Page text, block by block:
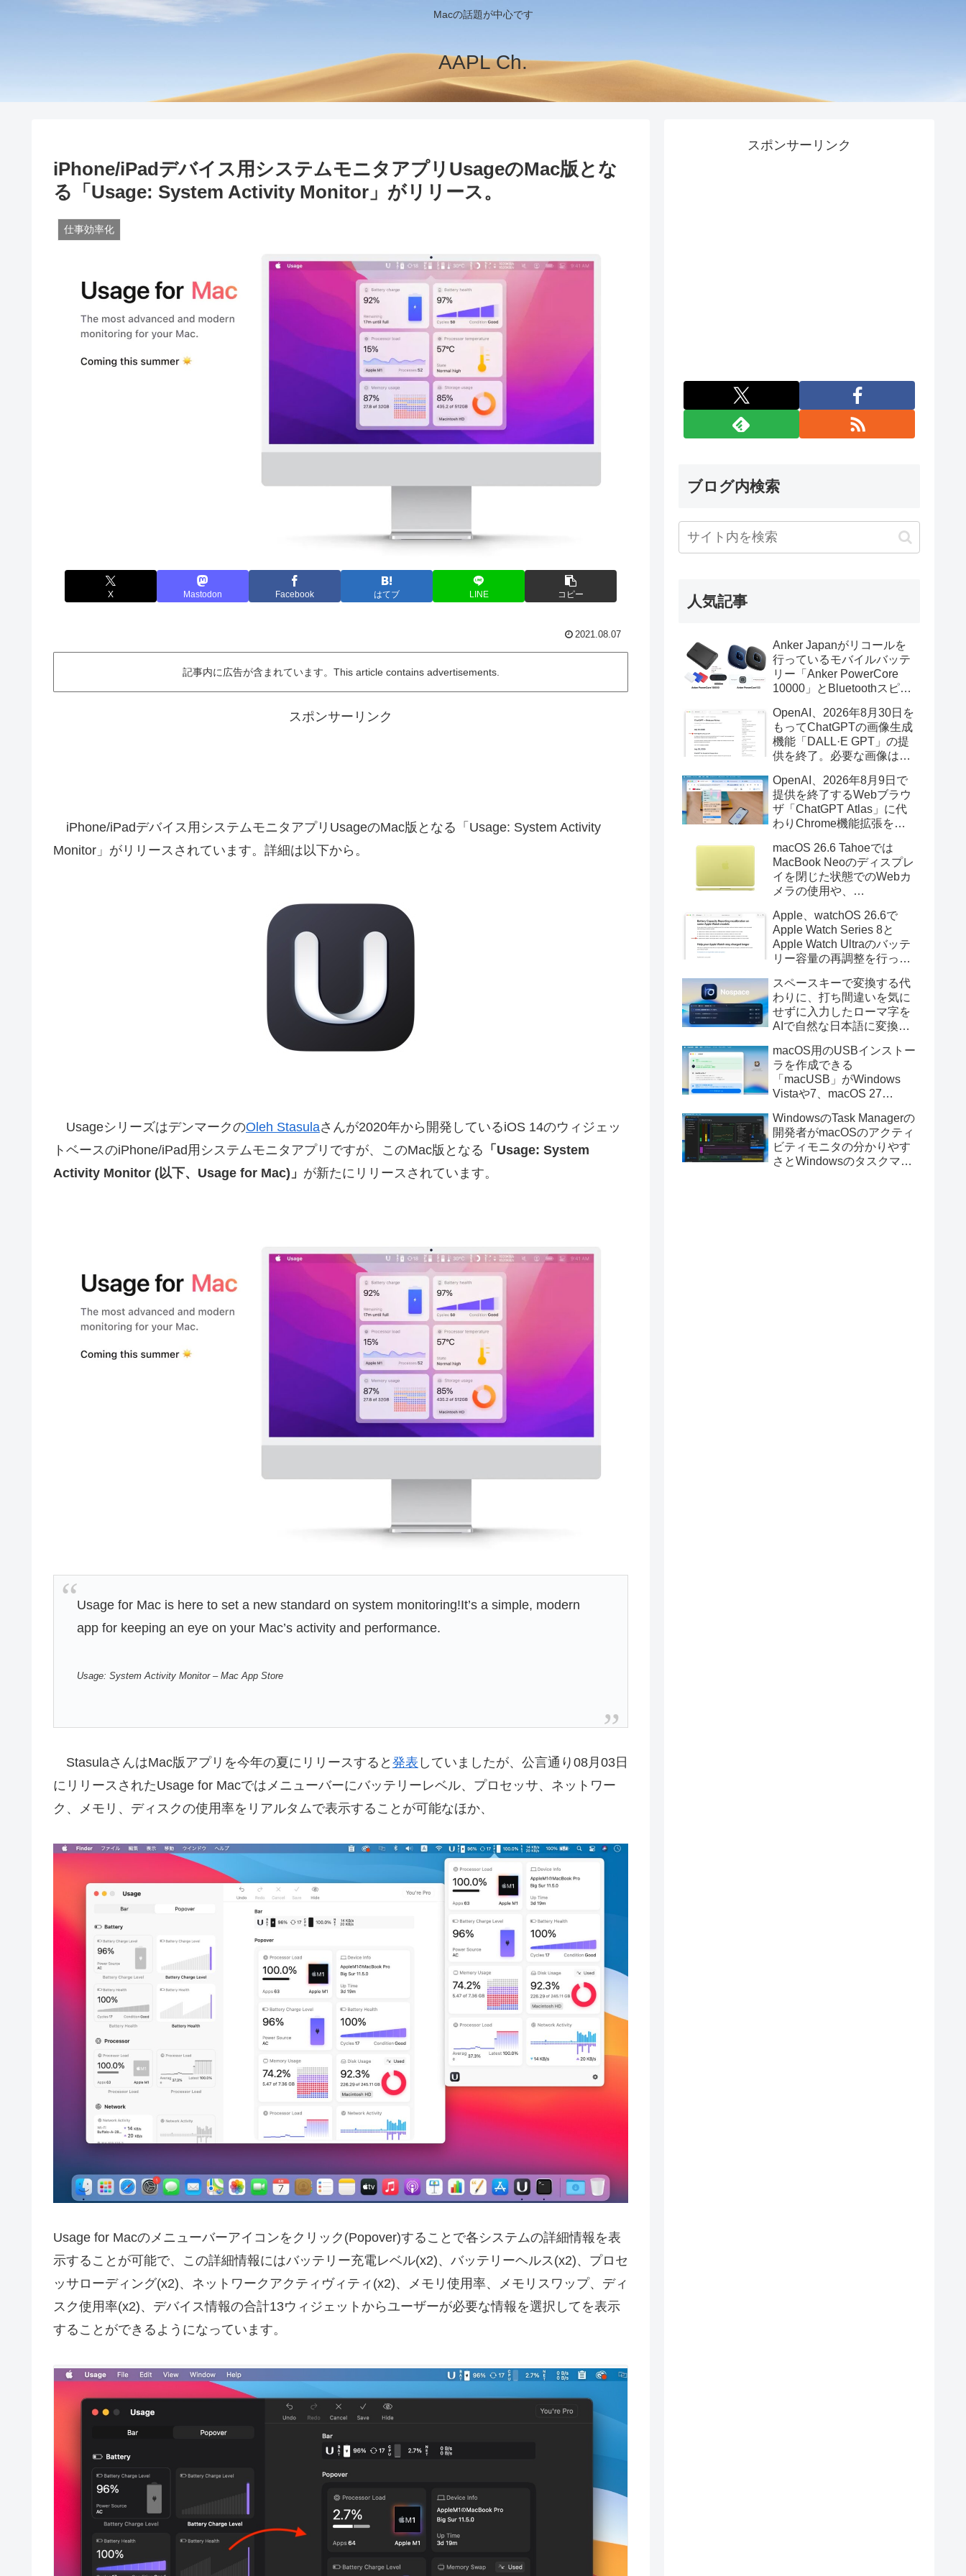
Macの話題が中心です
AAPL Ch.
iPhone/iPadデバイス用システムモニタアプリUsageのMac版とな
る「Usage: System Activity Monitor」がリリース。
仕事効率化
X Mastodon Facebook はてブ LINE コピー
2021.08.07
記事内に広告が含まれています。This article contains advertisements.
スポンサーリンク
iPhone/iPadデバイス用システムモニタアプリUsageのMac版となる「Usage: System Activity
Monitor」がリリースされています。詳細は以下から。
UsageシリーズはデンマークのOleh Stasulaさんが2020年から開発しているiOS 14のウィジェッ
トベースのiPhone/iPad用システムモニタアプリですが、このMac版となる 「Usage: System
Activity Monitor (以下、Usage for Mac)」 が新たにリリースされています。
Usage for Mac is here to set a new standard on system monitoring!It’s a simple, modern
app for keeping an eye on your Mac’s activity and performance.
Usage: System Activity Monitor – Mac App Store
StasulaさんはMac版アプリを今年の夏にリリースすると 発表 していましたが、公言通り08月03日
にリリースされたUsage for Macではメニューバーにバッテリーレベル、プロセッサ、ネットワー
ク、メモリ、ディスクの使用率をリアルタムで表示することが可能なほか、
Usage for Macのメニューバーアイコンをクリック(Popover)することで各システムの詳細情報を表
示することが可能で、この詳細情報にはバッテリー充電レベル(x2)、バッテリーヘルス(x2)、プロセ
ッサローディング(x2)、ネットワークアクティヴィティ(x2)、メモリ使用率、メモリスワップ、ディ
スク使用率(x2)、デバイス情報の合計13ウィジェットからユーザーが必要な情報を選択してを表示
することができるようになっています。
スポンサーリンク
ブログ内検索
人気記事
Anker Japanがリコールを
行っているモバイルバッテ
リー「Anker PowerCore
10000」とBluetoothスピー
辺を焼損する火災が6月に3
件発生していたそうなので
注意を。
OpenAI、2026年8月30日を
もってChatGPTの画像生成
機能「DALL·E GPT」の提
供を終了。必要な画像は期
OpenAI、2026年8月9日で
提供を終了するWebブラウ
ザ「ChatGPT Atlas」に代
わりChrome機能拡張をア
画の質問やAsk ChatGPT機
能を追加。
macOS 26.6 Tahoeでは
MacBook Neoのディスプレ
イを閉じた状態でのWebカ
メラの使用や、
利用しMacBook Neoを復元
する際の安定性が向上。
Apple、watchOS 26.6で
Apple Watch Series 8と
Apple Watch Ultraのバッテ
リー容量の再調整を行った
スペースキーで変換する代
わりに、打ち間違いを気に
せずに入力したローマ字を
AIで自然な日本語に変換し
力アプリ「Nospace」がリ
リース。
macOS用のUSBインストー
ラを作成できる
「macUSB」がWindows
Vistaや7、macOS 27
トーラの作成に対応。
WindowsのTask Managerの
開発者がmacOSのアクティ
ビティモニタの分かりやす
さとWindowsのタスクマネ